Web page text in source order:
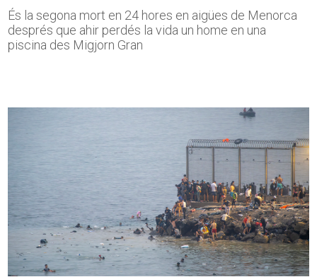
És la segona mort en 24 hores en aigües de Menorca
després que ahir perdés la vida un home en una
piscina des Migjorn Gran